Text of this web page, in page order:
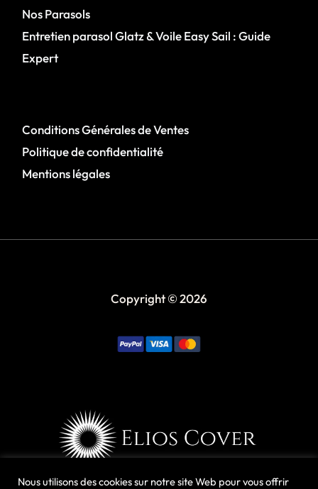
Nos Parasols
Entretien parasol Glatz & Voile Easy Sail : Guide
Expert
Conditions Générales de Ventes
Politique de confidentialité
Mentions légales
Copyright © 2026
Nous utilisons des cookies sur notre site Web pour vous offrir